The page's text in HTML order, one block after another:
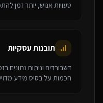
טעויות אנוש, יותר זמן
תובנות עסקיות
דשבורדים וניתוח נתונים
חכמות על בסיס מידע